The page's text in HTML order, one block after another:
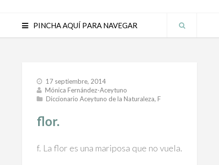
PINCHA AQUÍ PARA NAVEGAR
17 septiembre, 2014
Mónica Fernández-Aceytuno
Diccionario Aceytuno de la Naturaleza, F
flor.
f. La flor es una mariposa que no vuela.